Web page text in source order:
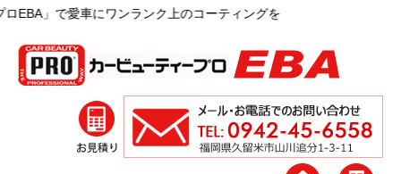
ーティングを